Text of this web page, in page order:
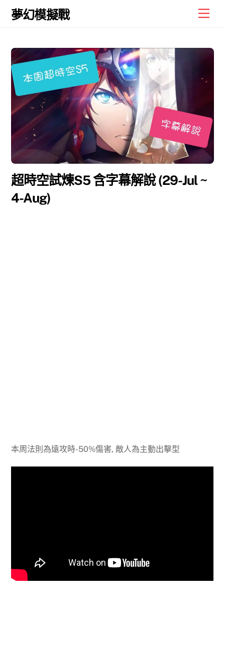
Skip
夢幻模擬戰
超時空試煉S5 含字幕解說 (29-Jul ~
4-Aug)
本周法則為遠攻時-50%傷害, 敵人為主動出擊型